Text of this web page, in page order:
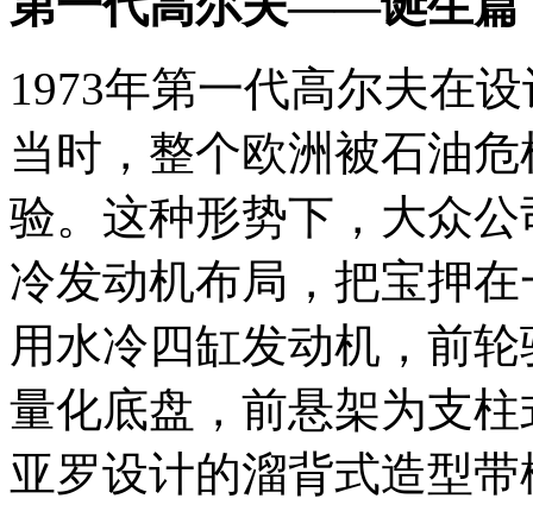
1973年第一代高尔夫在
当时，整个欧洲被石油
验。这种形势下，大众
冷发动机布局，把宝押
用水冷四缸发动机，前
量化底盘，前悬架为支
亚罗设计的溜背式造型